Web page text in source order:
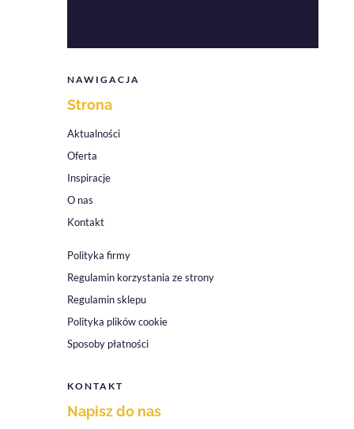
NAWIGACJA
Strona
Aktualności
Oferta
Inspiracje
O nas
Kontakt
Polityka firmy
Regulamin korzystania ze strony
Regulamin sklepu
Polityka plików cookie
Sposoby płatności
KONTAKT
Napisz do nas